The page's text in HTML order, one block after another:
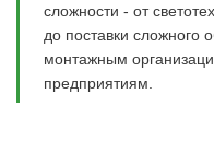
сложности - от
до поставки сложного
монтажным
предприятиям.